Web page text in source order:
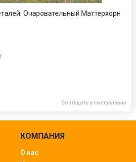
Очаровательный Маттерхорн
Сообщить о поступлении
КОМПАНИЯ
О нас